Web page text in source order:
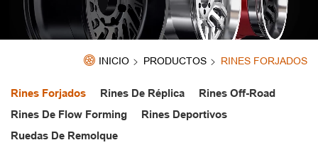
INICIO PRODUCTOS RINES FORJADOS
Rines Forjados Rines De Réplica
Rines Off-Road
Rines De Flow Forming
Rines Deportivos
Ruedas De Remolque